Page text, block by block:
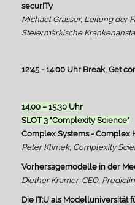
securITy
Michael Grasser, Leitung der
Steiermärkische
12:45 - 14:00 Uhr Break, Get
14.00 – 15.30 Uhr
SLOT 3 "Complexity Science"
Complex Systems - Complex
Peter Klimek, Complexity
Vorhersagemodelle in der
Diether Kramer, CEO,
Die IT:U als Modelluniversität